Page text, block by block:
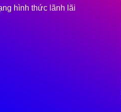
hình thức lãnh lãi